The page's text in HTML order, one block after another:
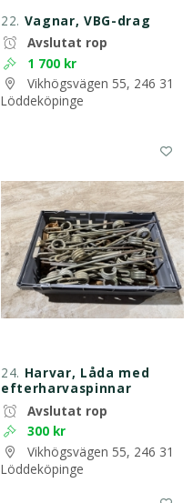
22. Vagnar, VBG-drag
Avslutat rop
1 700 kr
Vikhögsvägen 55, 246 31
Löddeköpinge
24. Harvar, Låda med
efterharvaspinnar
Avslutat rop
300 kr
Vikhögsvägen 55, 246 31
Löddeköpinge